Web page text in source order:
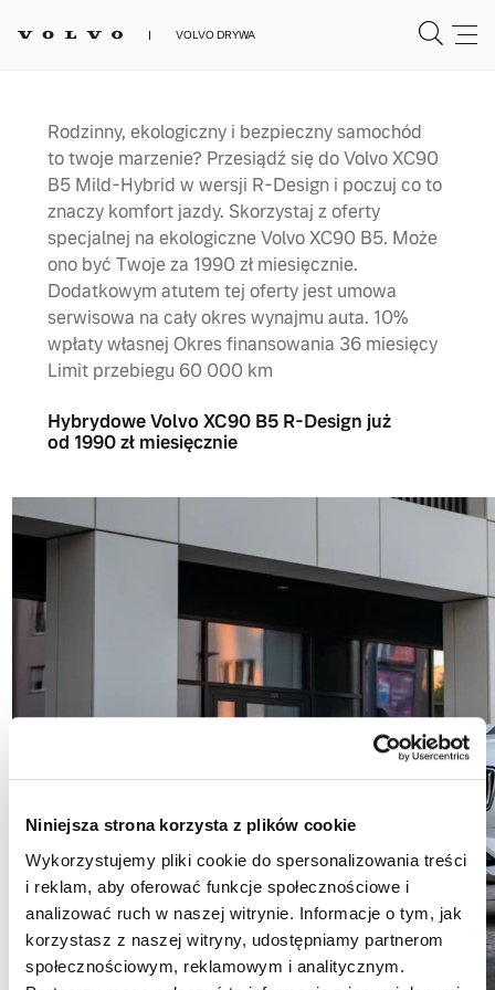
Niniejsza strona korzysta z plików cookie
Wykorzystujemy pliki cookie do spersonalizowania treści
i reklam, aby oferować funkcje społecznościowe i
analizować ruch w naszej witrynie. Informacje o tym, jak
korzystasz z naszej witryny, udostępniamy partnerom
społecznościowym, reklamowym i analitycznym.
VOLVO DRYWA
Rodzinny, ekologiczny i bezpieczny samochód
to twoje marzenie? Przesiądź się do Volvo XC90
B5 Mild-Hybrid w wersji R-Design i poczuj co to
znaczy komfort jazdy. Skorzystaj z oferty
specjalnej na ekologiczne Volvo XC90 B5. Może
ono być Twoje za 1990 zł miesięcznie.
Dodatkowym atutem tej oferty jest umowa
serwisowa na cały okres wynajmu auta. 10%
wpłaty własnej Okres finansowania 36 miesięcy
Limit przebiegu 60 000 km
Hybrydowe Volvo XC90 B5 R-Design już
od 1990 zł miesięcznie